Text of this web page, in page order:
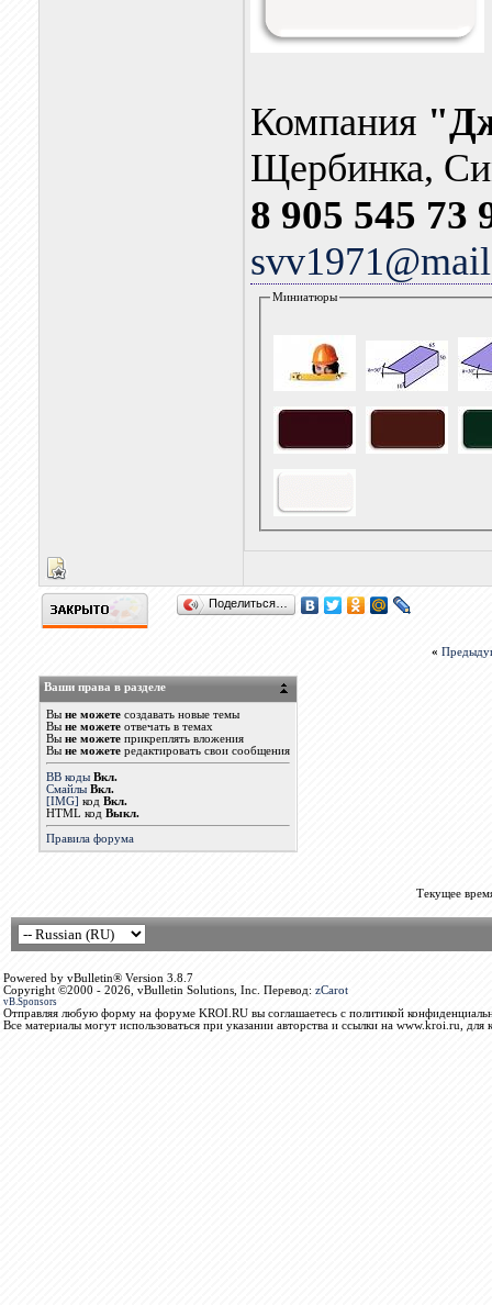
Компания
Щербинка,
8 905 545 73
Миниатюры
Поделиться…
«
Ваши права в разделе
Вы не можетесоздавать новые темы
Вы не можетеотвечать в темах
Вы не можетеприкреплять вложения
Вы не можетередактировать свои сообщения
BB коды Вкл.
Смайлы Вкл.
[IMG] код Вкл.
HTML код Выкл.
Правила форума
Текущее
Powered by vBulletin® Version 3.8.7
Copyright ©2000 - 2026, vBulletin Solutions, Inc. Перевод: zCarot
vB.Sponsors
Отправляя любую форму на форуме KROI.RU вы соглашаетесь с политикой
Все материалы могут использоваться при указании авторства и ссылки на www.kroi.ru, для